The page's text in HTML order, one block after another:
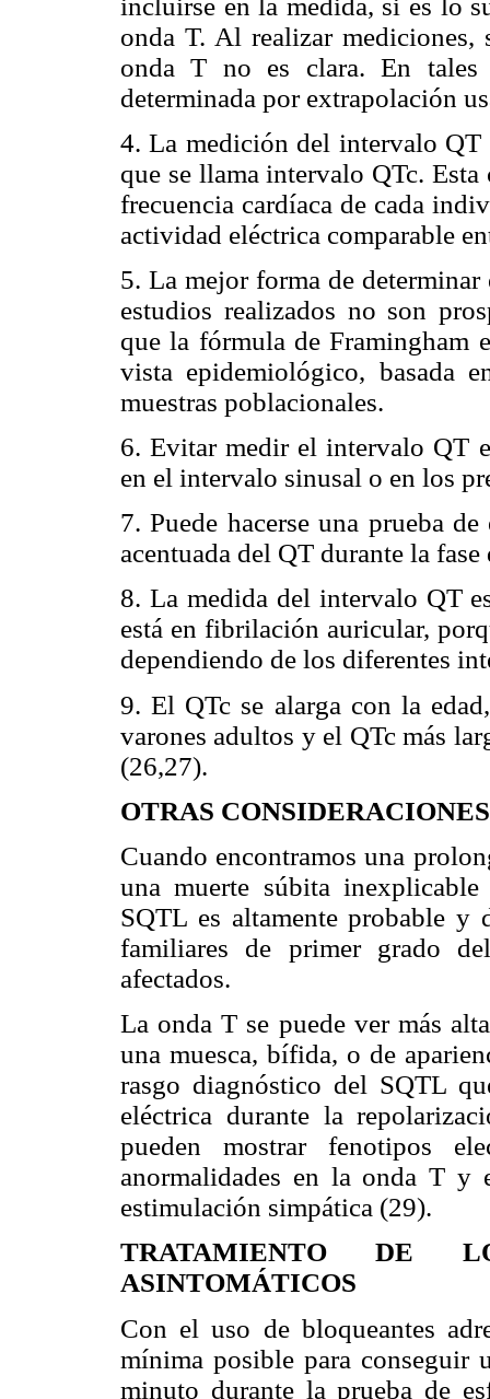
onda T. Al realizar
onda T no es clara. En
determinada por extrapolación
4. La medición del intervalo QT
que se llama intervalo QTc.
frecuencia cardíaca de cada
actividad eléctrica comparable
5. La mejor forma de
estudios realizados no son
que la fórmula de Framingham
vista epidemiológico, basada
muestras poblacionales.
6. Evitar medir el intervalo QT
en el intervalo sinusal o en los
7. Puede hacerse una prueba
acentuada del QT durante la
8. La medida del intervalo QT
está en fibrilación auricular,
dependiendo de los diferentes
9. El QTc se alarga con la
varones adultos y el QTc más
(26,27).
OTRAS
Cuando encontramos una
una muerte súbita
SQTL es altamente probable y
familiares de primer grado
afectados.
La onda T se puede ver más
una muesca, bífida, o de
rasgo diagnóstico del SQTL
eléctrica durante la
pueden mostrar fenotipos
anormalidades en la onda T y
estimulación simpática (29).
TRATAMIENTO DE
ASINTOMÁTICOS
Con el uso de bloqueantes
mínima posible para conseguir
minuto durante la prueba de